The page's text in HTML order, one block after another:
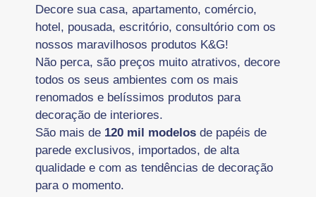
Decore sua casa, apartamento, comércio,
hotel, pousada, escritório, consultório com os
nossos maravilhosos produtos K&G!
Não perca, são preços muito atrativos, decore
todos os seus ambientes com os mais
renomados e belíssimos produtos para
decoração de interiores.
São mais de 120 mil modelos de papéis de
parede exclusivos, importados, de alta
qualidade e com as tendências de decoração
para o momento.